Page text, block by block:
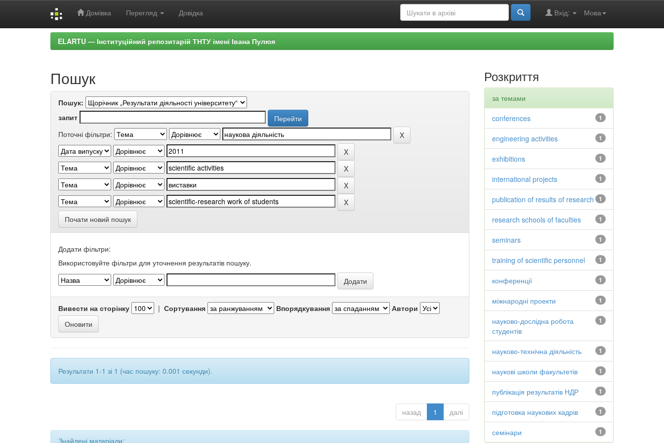
Домівка Перегляд Довідка Мова
Вхід:
ELARTU — Інституційний репозитарій ТНТУ імені Івана Пулюя
Пошук
Пошук:
запит
Поточні фільтри:
Почати новий пошук
Додати фільтри:
Використовуйте фільтри для уточнення результатів пошуку.
Вивести на сторінку | Сортування Впорядкування Автори
Результати 1-1 зі 1 (час пошуку: 0.001 секунди).
назад 1 далі
Знайдені матеріали:
Розкриття
за темами
1
conferences
1
engineering activities
1
exhibitions
1
international projects
1
publication of results of research
1
research schools of faculties
1
seminars
1
training of scientific personnel
1
конференції
1
міжнародні проекти
1
науково-дослідна робота
студентів
1
науково-технічна діяльність
1
наукові школи факультетів
1
публікація результатів НДР
1
підготовка наукових кадрів
1
семінари